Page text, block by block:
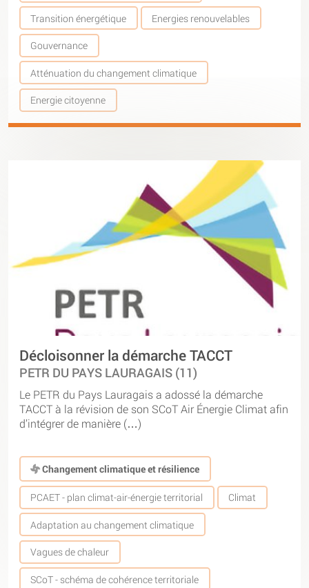
Transition énergétique Energies renouvelables
Gouvernance
Atténuation du changement climatique
Energie citoyenne
Décloisonner la démarche TACCT
PETR DU PAYS LAURAGAIS (11)
Le PETR du Pays Lauragais a adossé la démarche
TACCT à la révision de son SCoT Air Énergie Climat afin
d’intégrer de manière (…)
Changement climatique et résilience
PCAET - plan climat-air-énergie territorial Climat
Adaptation au changement climatique
Vagues de chaleur
SCoT - schéma de cohérence territoriale